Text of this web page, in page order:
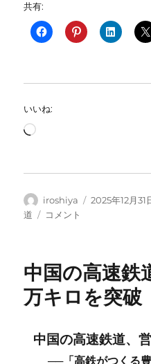
共有:
いいね:
読
中…
投
稿
iroshiya
投
2025年12月31
道
青
Y999
号、
期
定
で
コメント
中国の高速鉄
万キロを突破
中国の高速鉄道、
──「高鉄がつくる